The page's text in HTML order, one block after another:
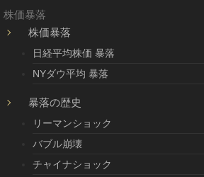
株価暴落
株価暴落
日経平均株価 暴落
NYダウ平均 暴落
暴落の歴史
リーマンショック
バブル崩壊
チャイナショック